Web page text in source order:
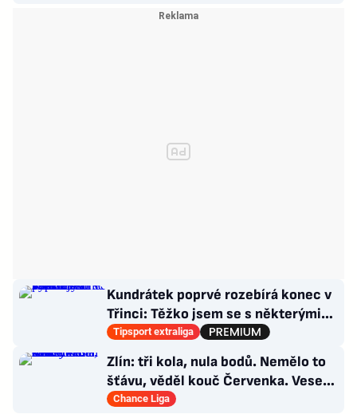
Kundrátek poprvé rozebírá konec v
Třinci: Těžko jsem se s některými
věcmi vyrovnával
Tipsport extraliga
Zlín: tři kola, nula bodů. Nemělo to
šťávu, věděl kouč Červenka. Veselý
dostal dárek
Chance Liga